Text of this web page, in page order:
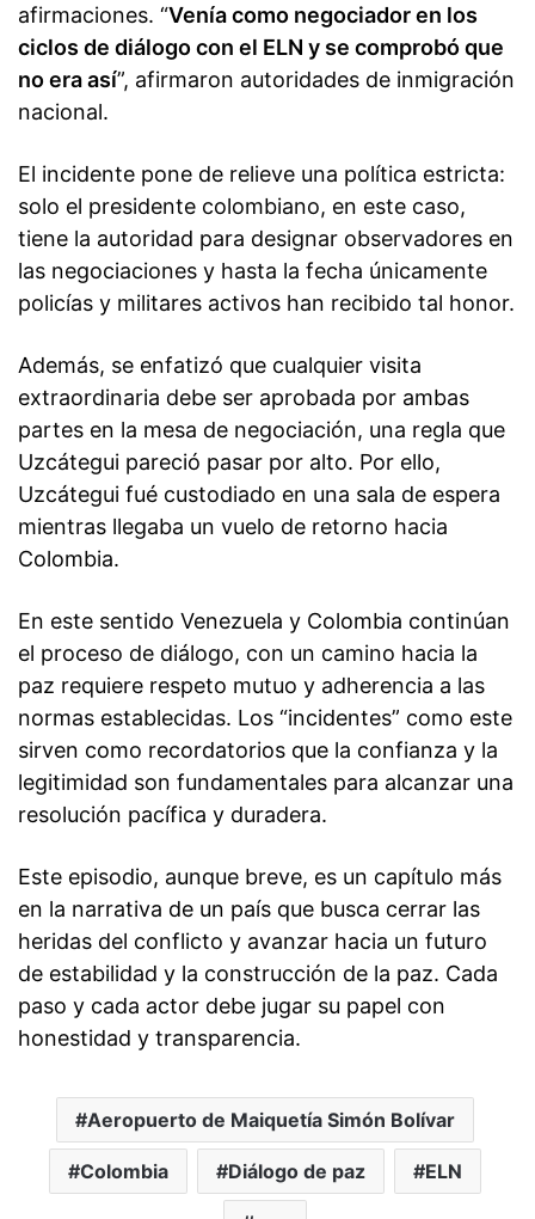
afirmaciones. “Venía como negociador en los
ciclos de diálogo con el ELN y se comprobó que
no era así”, afirmaron autoridades de inmigración
nacional.
El incidente pone de relieve una política estricta:
solo el presidente colombiano, en este caso,
tiene la autoridad para designar observadores en
las negociaciones y hasta la fecha únicamente
policías y militares activos han recibido tal honor.
Además, se enfatizó que cualquier visita
extraordinaria debe ser aprobada por ambas
partes en la mesa de negociación, una regla que
Uzcátegui pareció pasar por alto. Por ello,
Uzcátegui fué custodiado en una sala de espera
mientras llegaba un vuelo de retorno hacia
Colombia.
En este sentido Venezuela y Colombia continúan
el proceso de diálogo, con un camino hacia la
paz requiere respeto mutuo y adherencia a las
normas establecidas. Los “incidentes” como este
sirven como recordatorios que la confianza y la
legitimidad son fundamentales para alcanzar una
resolución pacífica y duradera.
Este episodio, aunque breve, es un capítulo más
en la narrativa de un país que busca cerrar las
heridas del conflicto y avanzar hacia un futuro
de estabilidad y la construcción de la paz. Cada
paso y cada actor debe jugar su papel con
honestidad y transparencia.
Aeropuerto de Maiquetía Simón Bolívar
Colombia Diálogo de paz ELN